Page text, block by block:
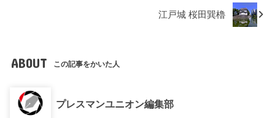
江戸城 桜田巽櫓
ABOUT この記事をかいた人
プレスマンユニオン編集部